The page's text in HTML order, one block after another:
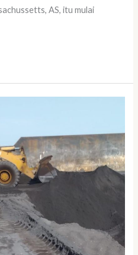
AS, itu mulai